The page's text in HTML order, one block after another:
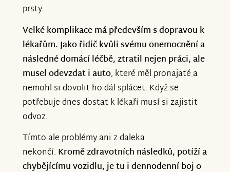
prsty.
Velké komplikace má především s dopravou k
lékařům. Jako řidič kvůli svému onemocnění a
následné domácí léčbě, ztratil nejen práci, ale
musel odevzdat i auto, které měl pronajaté a
nemohl si dovolit ho dál splácet. Když se
potřebuje dnes dostat k lékaři musí si zajistit
odvoz.
Tímto ale problémy ani z daleka
nekončí. Kromě zdravotních následků, potíží a
chybějícímu vozidlu, je tu i dennodenní boj o